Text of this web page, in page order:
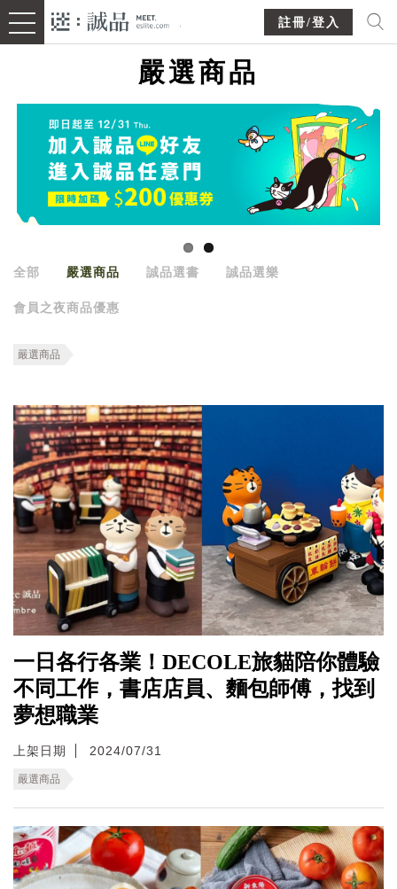
註冊/登入
嚴選商品
全部 嚴選商品 誠品選書 誠品選樂
會員之夜商品優惠
嚴選商品
一日各行各業！DECOLE旅貓陪你體驗
不同工作，書店店員、麵包師傅，找到
夢想職業
上架日期 2024/07/31
嚴選商品